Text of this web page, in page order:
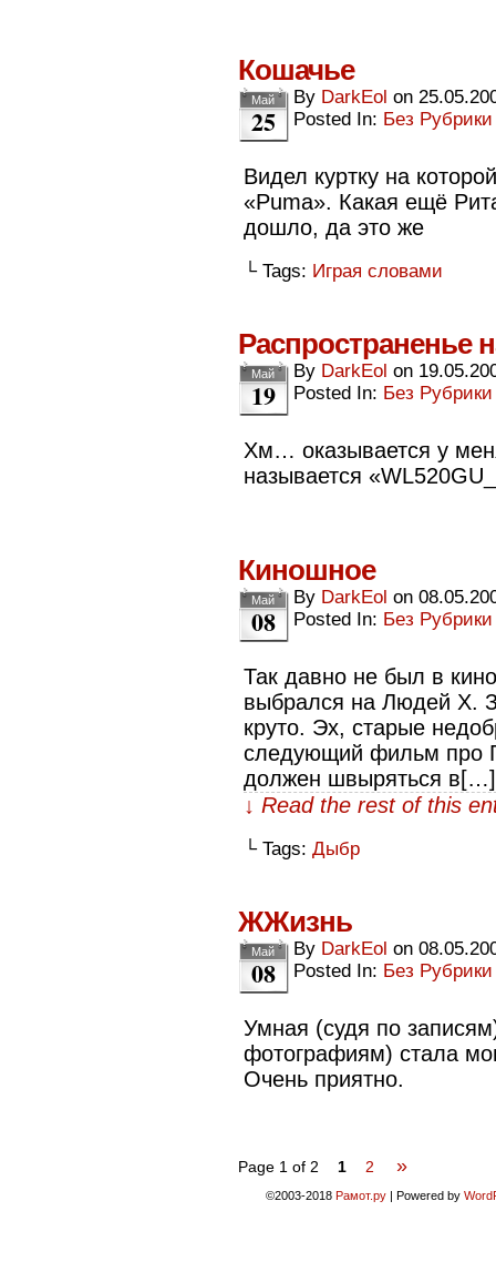
Кошачье
Май
25
By DarkEol on
Posted In: Без Рубрики
Видел куртку на
«Puma». Какая ещё
дошло, да это же
└ Tags: Играя словами
Распространенье
Май
19
By DarkEol on
Posted In: Без Рубрики
Хм… оказывается у
называется
Киношное
Май
08
By DarkEol on
Posted In: Без Рубрики
Так давно не был в
выбрался на Людей Х.
круто. Эх, старые
следующий фильм про
должен швыряться в[…]
↓ Read the rest of this
└ Tags: Дыбр
ЖЖизнь
Май
08
By DarkEol on
Posted In: Без Рубрики
Умная (судя по
фотографиям) стала
Очень приятно.
Page 1 of 2 1 2 »
©2003-2018 Рамот.ру | Powered by